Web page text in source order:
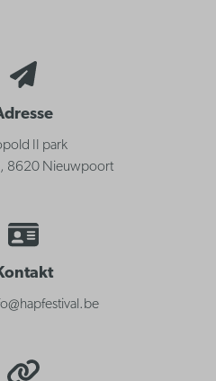
II park
8620 Nieuwpoort